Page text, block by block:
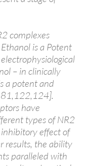
complexes
is a Potent
– in clinically
a potent and
81,122,124].
have
types of NR2
effect of
results, the ability
paralleled with